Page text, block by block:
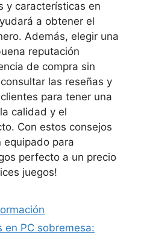
y características en
a obtener el
Además, elegir una
reputación
de compra sin
las reseñas y
para tener una
calidad y el
Con estos consejos
equipado para
perfecto a un precio
juegos!
en PC sobremesa: